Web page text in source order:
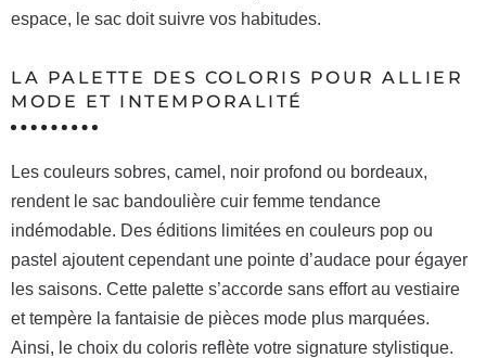
espace, le sac doit suivre vos habitudes.
LA PALETTE DES COLORIS POUR ALLIER
MODE ET INTEMPORALITÉ
Les couleurs sobres, camel, noir profond ou bordeaux,
rendent le sac bandoulière cuir femme tendance
indémodable. Des éditions limitées en couleurs pop ou
pastel ajoutent cependant une pointe d’audace pour égayer
les saisons. Cette palette s’accorde sans effort au vestiaire
et tempère la fantaisie de pièces mode plus marquées.
Ainsi, le choix du coloris reflète votre signature stylistique.